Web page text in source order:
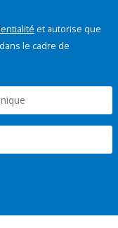
et autorise que
le cadre de